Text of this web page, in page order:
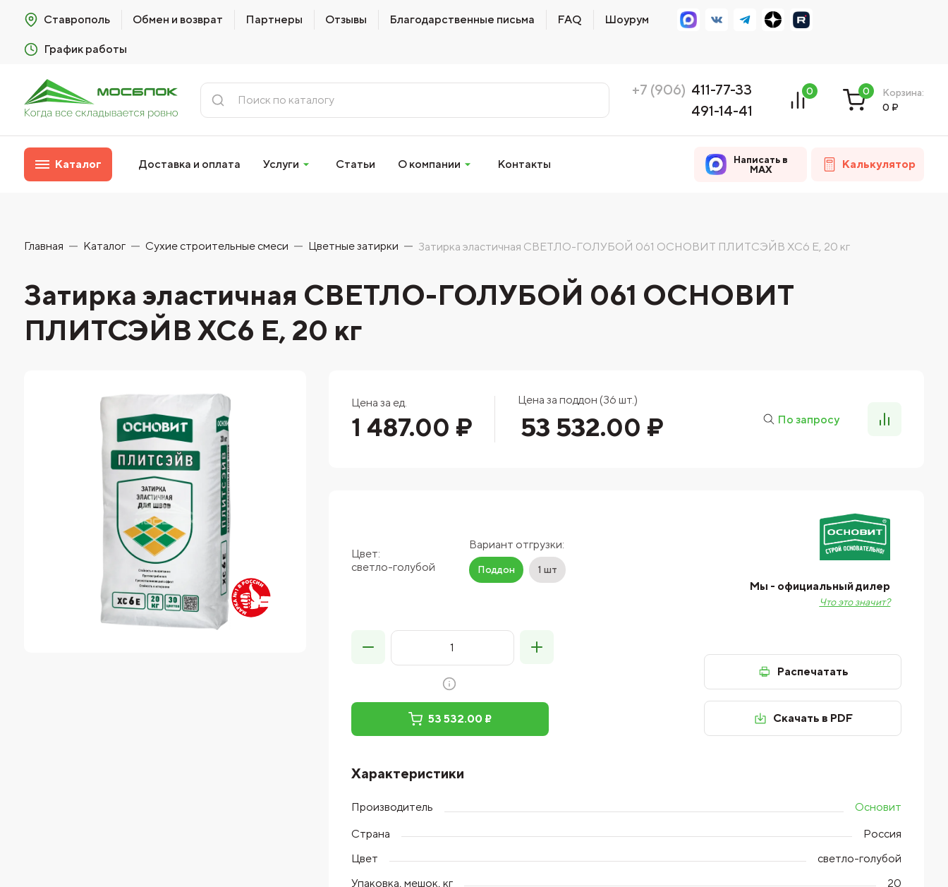
Ставрополь Обмен и возврат Партнеры Отзывы Благодарственные письма FAQ Шоурум
График работы
+7 (906) 411-77-33
491-14-41
0 0
Корзина:
0 ₽
Каталог Доставка и оплата Услуги Статьи О компании Контакты
Написать в
MAX
Калькулятор
Главная Каталог Сухие строительные смеси Цветные затирки Затирка эластичная СВЕТЛО-ГОЛУБОЙ 061 ОСНОВИТ ПЛИТСЭЙВ XC6 Е, 20 кг
Затирка эластичная СВЕТЛО-ГОЛУБОЙ 061 ОСНОВИТ
ПЛИТСЭЙВ XC6 Е, 20 кг
Цена за ед.
1 487.00 ₽
Цена за поддон (36 шт.)
53 532.00 ₽ По запросу
Цвет:
светло-голубой
Вариант отгрузки:
Поддон 1 шт
Мы - официальный дилер
Что это значит?
53 532.00 ₽
Распечатать
Скачать в PDF
Характеристики
Производитель
Основит
Страна
Россия
Цвет
светло-голубой
Упаковка, мешок, кг
20